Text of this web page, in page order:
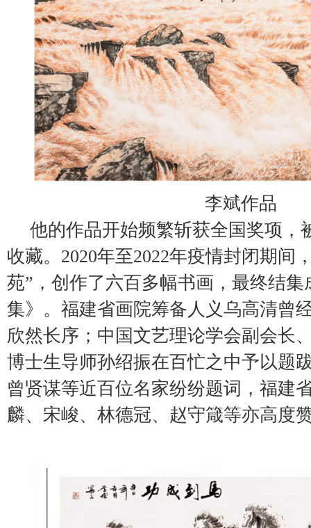
李斌作品
他的作品开始频繁斩获全国奖项，
收藏。2020年至2022年疫情封闭期间
苑”，创作了六百多幅书画，最终结集
集》。福建省画院筹备人义乌高清曾
欣然长序；中国文艺理论学会副会长
博士生导师孙绍振在百忙之中予以题
曾贤谋等近百位名家纷纷题词，福建
麟、宋峻、林德冠、赵守箴等亦高度